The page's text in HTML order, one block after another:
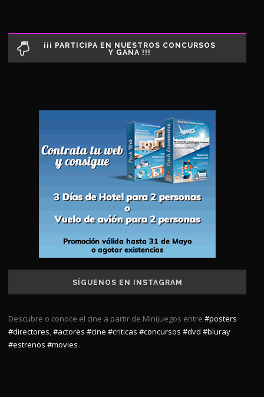
¡¡¡ PARTICIPA EN NUESTROS CONCURSOS
Y GANA !!!
SÍGUENOS EN INSTAGRAM
Descubre o conoce el cine a partir de Minijuegos entre #posters
#directores,#actores #cine #criticas #concursos #dvd #bluray
#estrenos #movies